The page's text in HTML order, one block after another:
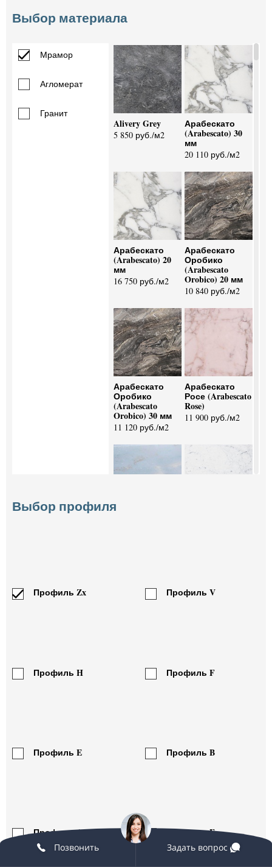
Выбор материала
Мрамор
Агломерат
Гранит
Alivery Grey
5 850 руб./м2
Арабескато
(Arabescato) 30
мм
20 110 руб./м2
Арабескато
(Arabescato) 20
мм
16 750 руб./м2
Арабескато
Оробико
(Arabescato
Orobico) 20 мм
10 840 руб./м2
Арабескато
Оробико
(Arabescato
Orobico) 30 мм
11 120 руб./м2
Арабескато
Росе (Arabescato
Rose)
11 900 руб./м2
Carrara) 30 мм
14 440 руб./м2
10 510 руб./м2
Выбор профиля
Профиль Zx Профиль V
Профиль H Профиль F
Профиль E Профиль B
Профиль A Профиль F
Позвонить Задать вопрос